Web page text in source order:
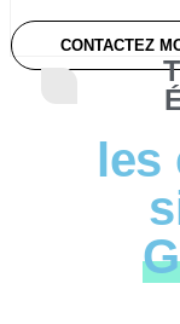
CONTACTEZ
les